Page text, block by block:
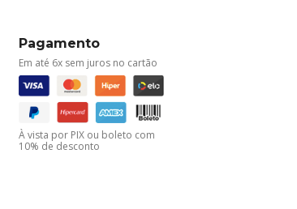
Pagamento
Em até 6x sem juros no cartão
À vista por PIX ou boleto com
10% de desconto